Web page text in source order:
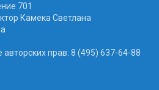
701
Камека Светлана
авторских прав: 8 (495) 637-64-88